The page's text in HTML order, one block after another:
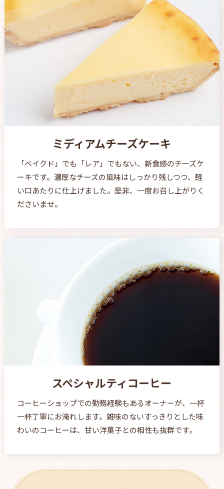
ミディアムチーズケーキ
「ベイクド」でも「レア」でもない、新食感のチーズケ
ーキです。濃厚なチーズの風味はしっかり残しつつ、軽
い口あたりに仕上げました。是非、一度お召し上がりく
ださいませ。
スペシャルティコーヒー
コーヒーショップでの勤務経験もあるオーナーが、一杯
一杯丁寧にお淹れします。雑味のないすっきりとした味
わいのコーヒーは、甘い洋菓子との相性も抜群です。